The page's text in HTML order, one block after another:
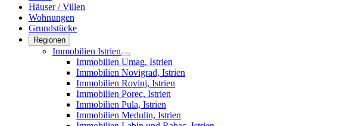
Häuser / Villen
Wohnungen
Grundstücke
Regionen
Immobilien Istrien
Immobilien Umag, Istrien
Immobilien Novigrad, Istrien
Immobilien Rovinj, Istrien
Immobilien Porec, Istrien
Immobilien Pula, Istrien
Immobilien Medulin, Istrien